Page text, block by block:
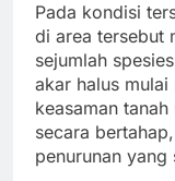
Pada kondisi
di area tersebut
sejumlah
akar halus
keasaman
secara
penurunan yang